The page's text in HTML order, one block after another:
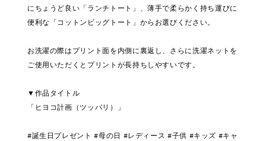
にちょうど良い「ランチトート」、薄手で柔らかく持ち運びに
便利な「コットンビッグトート」からお選びください。
お洗濯の際はプリント面を内側に裏返し、さらに洗濯ネットを
ご使用いただくとプリントが長持ちしやすいです。
▼作品タイトル
「ヒヨコ計画（ツッパリ）」
#誕生日プレゼント #母の日 #レディース #子供 #キッズ #キャ